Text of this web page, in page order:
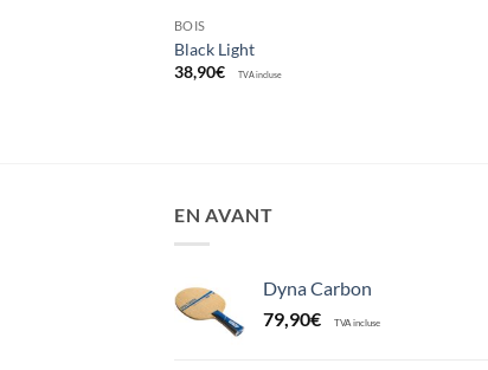
BOIS
Black Light
38,90€ TVA incluse
EN AVANT
Dyna Carbon
79,90€ TVA incluse